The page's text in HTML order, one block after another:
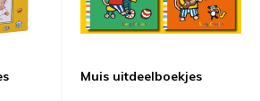
Muis uitdeelboekjes